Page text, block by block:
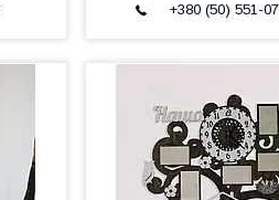
+380 (50) 551-